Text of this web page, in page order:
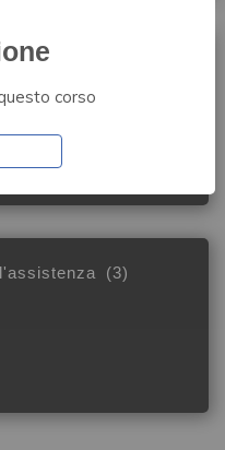
(1)
(3)
corso